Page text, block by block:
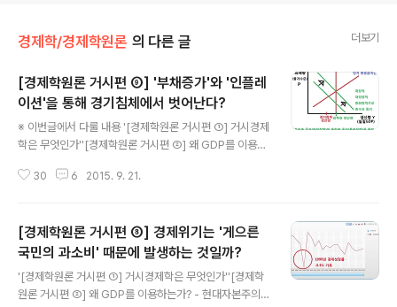
경제학/경제학원론 의 다른 글 더보기
[경제학원론 거시편 ⑨] '부채증가'와 '인플레
이션'을 통해 경기침체에서 벗어난다?
※ 이번글에서 다룰 내용 '[경제학원론 거시편 ①] 거시경제
학은 무엇인가''[경제학원론 거시편 ②] 왜 GDP를 이용하
원론 거시편 ③] '물가'를 측정하는 이유는 무엇일까? - 명
향상' '[경제학원론 거시편 ⑤] 한정된 자원을 효율적으로
사용하여 경제성장 달성하기 - 저축과 투자' '[경제학원론
거시편 ⑥] 외국의 저축을 이용하여 국내투자 증가시키기
- 경상수지 흑자는 무조건 좋은 것인가?''[경제학원론 거시
편 ⑦] 인플레이션은 언제 어디에서나 화폐적인 현상 - 화
30 6 2015. 9. 21.
[경제학원론 거시편 ⑧] 경제위기는 '게으른
국민의 과소비' 때문에 발생하는 것일까?
'[경제학원론 거시편 ①] 거시경제학은 무엇인가''[경제학
원론 거시편 ②] 왜 GDP를 이용하는가? - 현대자본주의